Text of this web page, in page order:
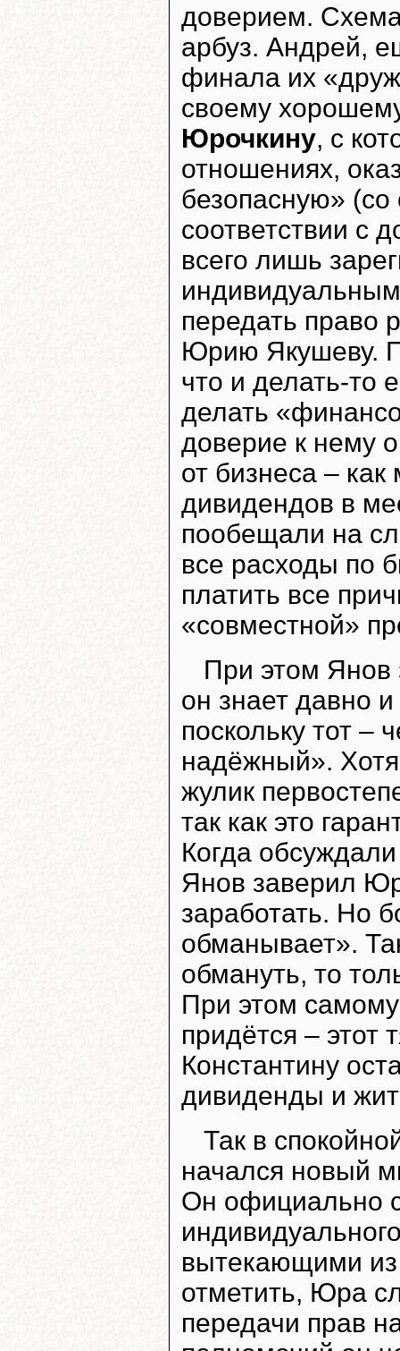
доверием.
арбуз. Андрей,
финала их
своему
Юрочкину, с
отношениях,
безопасную» (со
соответствии с
всего лишь
передать право
Юрию Якушеву.
что и делать-то
делать
доверие к нему
от бизнеса –
дивидендов в
пообещали на
все расходы по
платить все
«совместной»
При этом Янов
он знает давно и
поскольку тот –
надёжный».
жулик
так как это
Когда
Янов заверил
заработать. Но
обманывает».
обмануть, то
При этом
придётся – этот
Константину
дивиденды и
Так в
начался новый
Он официально
вытекающими из
отметить, Юра
передачи прав